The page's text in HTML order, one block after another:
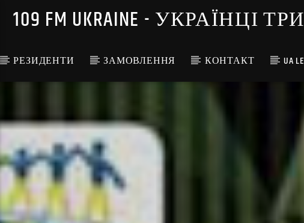
109 FM UKRAINE -
РЕЗИДЕНТИ ЗАМОВЛЕННЯ КОНТАКТ UA